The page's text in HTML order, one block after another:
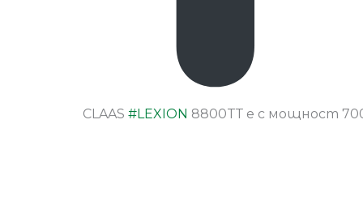
CLAAS #LEXION 8800TТ е с мощност